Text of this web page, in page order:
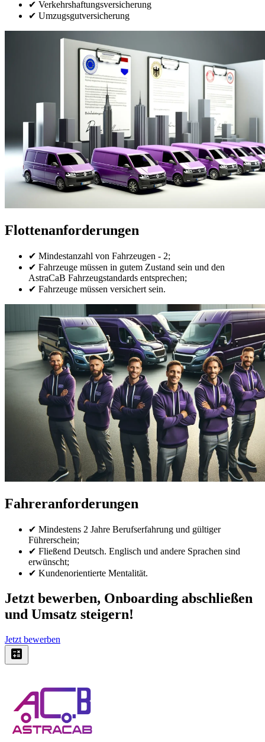
✔ Verkehrshaftungsversicherung
✔ Umzugsgutversicherung
Flottenanforderungen
✔ Mindestanzahl von Fahrzeugen - 2;
✔ Fahrzeuge müssen in gutem Zustand sein und den
AstraCaB Fahrzeugstandards entsprechen;
✔ Fahrzeuge müssen versichert sein.
Fahreranforderungen
✔ Mindestens 2 Jahre Berufserfahrung und gültiger
Führerschein;
✔ Fließend Deutsch. Englisch und andere Sprachen sind
erwünscht;
✔ Kundenorientierte Mentalität.
Jetzt bewerben, Onboarding abschließen
und Umsatz steigern!
Jetzt bewerben